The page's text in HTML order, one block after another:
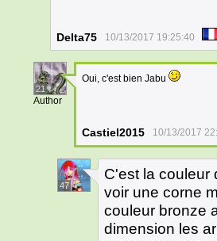
Delta75 10/13/2017 19:25:40
21
Author
Oui, c'est bien Jabu
Castiel2015 10/13/2017
47
C'est la couleur
voir une corne
couleur bronze
dimension les